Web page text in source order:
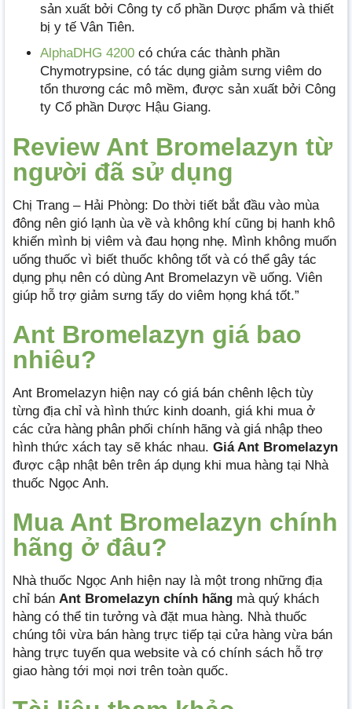
sản xuất bởi Công ty cổ phần Dược phẩm và thiết
bị y tế Vân Tiên.
AlphaDHG 4200 có chứa các thành phần
Chymotrypsine, có tác dụng giảm sưng viêm do
tổn thương các mô mềm, được sản xuất bởi Công
ty Cổ phần Dược Hậu Giang.
Review Ant Bromelazyn từ
người đã sử dụng
Chị Trang – Hải Phòng: Do thời tiết bắt đầu vào mùa
đông nên gió lạnh ùa về và không khí cũng bị hanh khô
khiến mình bị viêm và đau họng nhẹ. Mình không muốn
uống thuốc vì biết thuốc không tốt và có thể gây tác
dụng phụ nên có dùng Ant Bromelazyn về uống. Viên
giúp hỗ trợ giảm sưng tấy do viêm họng khá tốt.”
Ant Bromelazyn giá bao
nhiêu?
Ant Bromelazyn hiện nay có giá bán chênh lệch tùy
từng địa chỉ và hình thức kinh doanh, giá khi mua ở
các cửa hàng phân phối chính hãng và giá nhập theo
hình thức xách tay sẽ khác nhau. Giá Ant Bromelazyn
được cập nhật bên trên áp dụng khi mua hàng tại Nhà
thuốc Ngọc Anh.
Mua Ant Bromelazyn chính
hãng ở đâu?
Nhà thuốc Ngọc Anh hiện nay là một trong những địa
chỉ bán Ant Bromelazyn chính hãng mà quý khách
hàng có thể tin tưởng và đặt mua hàng. Nhà thuốc
chúng tôi vừa bán hàng trực tiếp tại cửa hàng vừa bán
hàng trực tuyến qua website và có chính sách hỗ trợ
giao hàng tới mọi nơi trên toàn quốc.